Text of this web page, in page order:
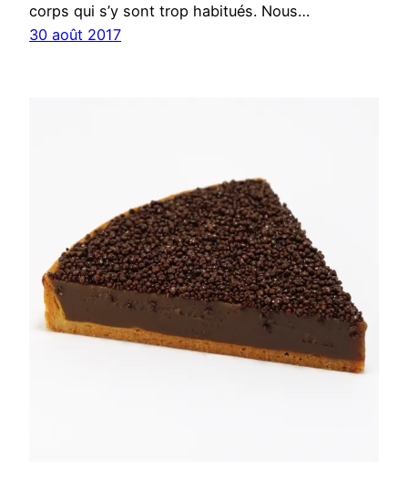
corps qui s’y sont trop habitués. Nous…
30 août 2017